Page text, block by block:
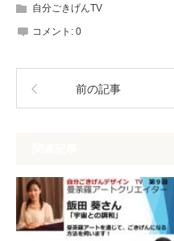
自分ごきげんTV
コメント: 0
前の記事